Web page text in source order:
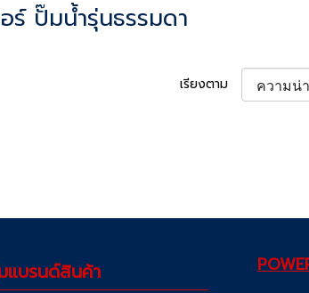
ร์ ปั๊มน้ำรุ่นธรรมดา
เรียงตาม
แบรนด์สินค้า